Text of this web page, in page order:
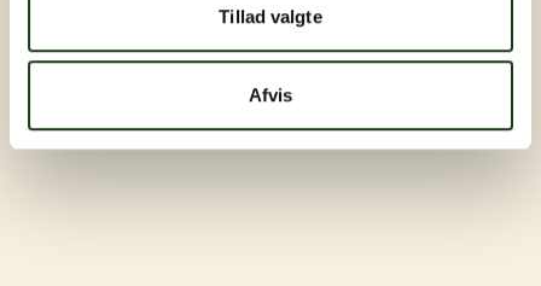
Tillad valgte
Afvis